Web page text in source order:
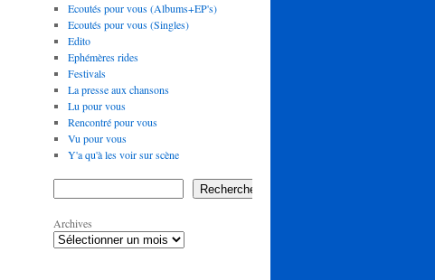
Ecoutés pour vous (Albums+EP's)
Ecoutés pour vous (Singles)
Edito
Ephémères rides
Festivals
La presse aux chansons
Lu pour vous
Rencontré pour vous
Vu pour vous
Y'a qu'à les voir sur scène
Rechercher
Archives